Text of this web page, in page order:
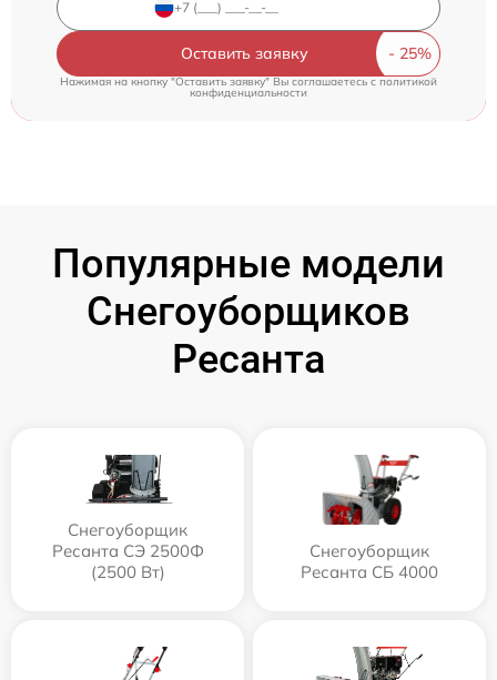
Оставить заявку
Нажимая на кнопку "Оставить заявку" Вы соглашаетесь cполитикой
конфиденциальности
Популярные модели
Снегоуборщиков
Ресанта
Снегоуборщик
Ресанта СЭ 2500Ф
(2500 Вт)
Снегоуборщик
Ресанта СБ 4000